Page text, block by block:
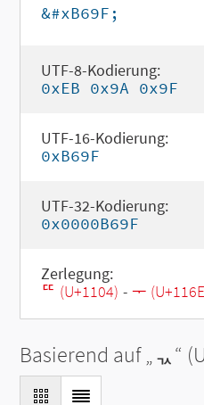
&#xB69F;
UTF-8-Kodierung:
0xEB 0x9A 0x9F
UTF-16-Kodierung:
0xB69F
UTF-32-Kodierung:
0x0000B69F
Zerlegung:
ᄄ (U+1104) - ᅮ
Basierend auf „ᆪ“